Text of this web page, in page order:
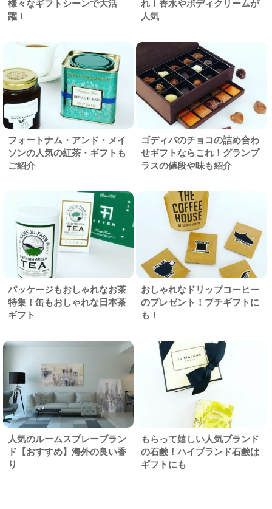
様々なギフトシーンで大活
躍！
れ！香水やボディクリームが
人気
フォートナム・アンド・メイ
ソンの人気の紅茶・ギフトも
ご紹介
ゴディバのチョコの詰め合わ
せギフトならこれ！グランプ
ラスの値段や味も紹介
パッケージもおしゃれなお茶
特集！缶もおしゃれな日本茶
ギフト
おしゃれなドリップコーヒー
のプレゼント！プチギフトに
も！
人気のルームスプレーブラン
ド【おすすめ】海外の良い香
り
もらって嬉しい人気ブランド
の石鹸！ハイブランド石鹸は
ギフトにも